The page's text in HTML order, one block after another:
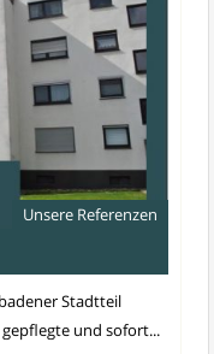
Unsere Referenzen
Stadtteil
und sofort...